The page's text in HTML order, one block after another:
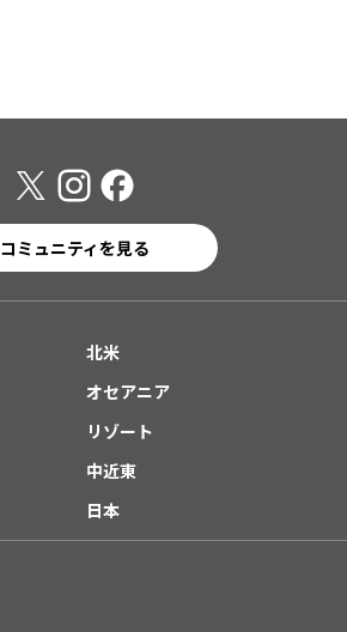
コミュニティを見る
北米
オセアニア
リゾート
中近東
日本